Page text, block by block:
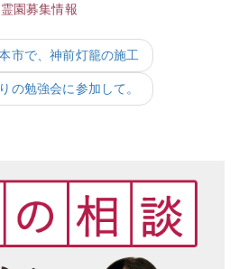
霊園募集情報
市で、神前灯籠の施工
の勉強会に参加して。